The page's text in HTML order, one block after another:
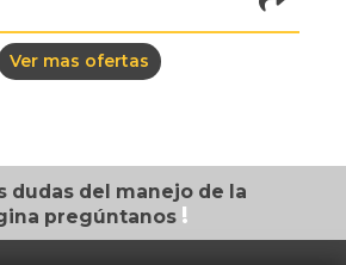
of=1076
Ver mas ofertas
dudasdel manejo de la
pregúntanos !